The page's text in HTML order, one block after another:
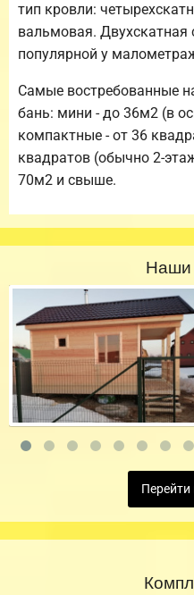
тип кровли:
вальмовая. Двухскатная
популярной у
Самые востребованные
бань: мини - до 36м2 (в
компактные - от 36
квадратов (обычно 2-
70м2 и свыше.
Наши
Перейти